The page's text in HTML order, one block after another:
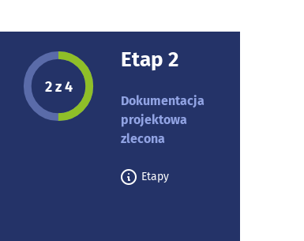
Etap projektu:
2 z 4
Etap 2
Dokumentacja
projektowa
zlecona
Etapy